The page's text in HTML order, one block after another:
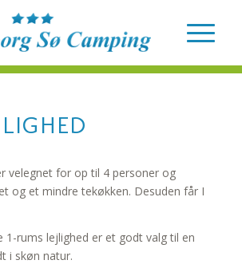
velegnet for op til 4 personer og
og et mindre tekøkken. Desuden får I
1-rums lejlighed er et godt valg til en
i skøn natur.